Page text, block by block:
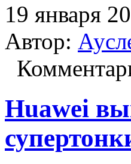
19 января
Автор:
Huawei